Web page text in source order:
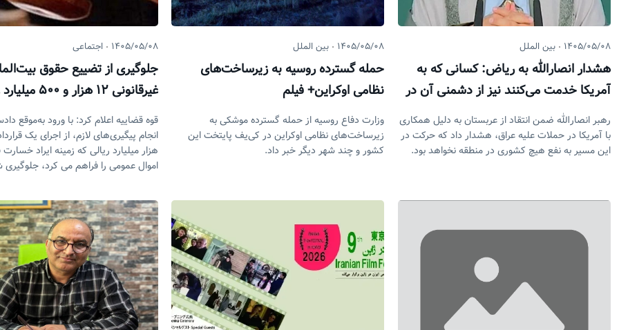
۱۴۰۵/۰۵/۰۸ بین الملل
هشدار انصارالله به ریاض: کسانی که به
آمریکا خدمت می‌کنند نیز از دشمنی آن در
امان نخواهند بود
رهبر انصارالله ضمن انتقاد از عربستان به دلیل همکاری
با آمریکا در حملات علیه عراق، هشدار داد که حرکت در
این مسیر به نفع هیچ کشوری در منطقه نخواهد بود.
۱۴۰۵/۰۵/۰۸ بین الملل
حمله گسترده روسیه به زیرساخت‌های
نظامی اوکراین+ فیلم
وزارت دفاع روسیه از حمله گسترده موشکی به
زیرساخت‌های نظامی اوکراین در کی‌یف پایتخت این
کشور و چند شهر دیگر خبر داد.
۱۴۰۵/۰۵/۰۸ اجتماعی
جلوگیری از تضییع حقوق
غیرقانونی ۱۲
شد
قوه قضاییه اعلام کرد: با ورود به‌موقع
هزار میلیارد ریالی که زمینه‌ ایراد
اموال عمومی را فراهم می کرد،